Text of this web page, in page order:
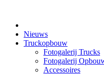
Nieuws
Truckopbouw
Fotogalerij Trucks
Fotogalerij
Accessoires